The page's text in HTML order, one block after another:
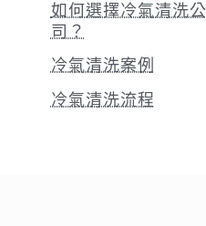
如何選擇冷氣清洗公
司？
冷氣清洗案例
冷氣清洗流程